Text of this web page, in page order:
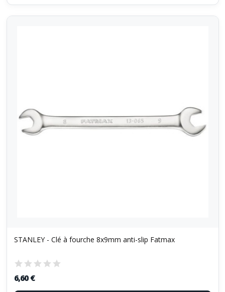
STANLEY - Clé à fourche 8x9mm anti-slip Fatmax
6,60 €